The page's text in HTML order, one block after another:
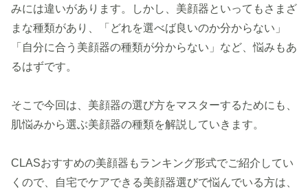
みには違いがあります。しかし、美顔器といってもさまざ
まな種類があり、「どれを選べば良いのか分からない」
「自分に合う美顔器の種類が分からない」など、悩みもあ
るはずです。
そこで今回は、美顔器の選び方をマスターするためにも、
肌悩みから選ぶ美顔器の種類を解説していきます。
CLASおすすめの美顔器もランキング形式でご紹介してい
くので、自宅でケアできる美顔器選びで悩んでいる方は、